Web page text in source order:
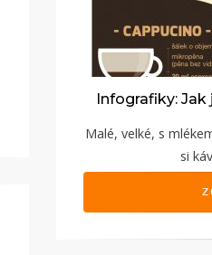
Infografiky:
Malé, velké, s
si